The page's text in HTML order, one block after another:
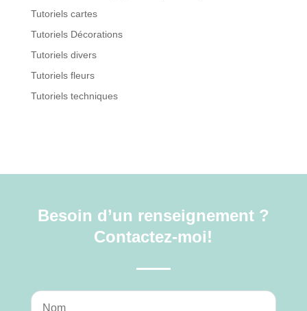
Tutoriels cartes
Tutoriels Décorations
Tutoriels divers
Tutoriels fleurs
Tutoriels techniques
Besoin d’un renseignement ?
Contactez-moi!